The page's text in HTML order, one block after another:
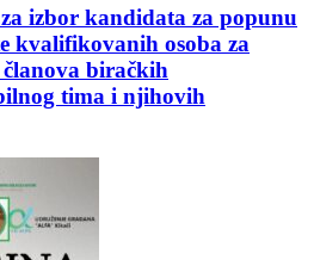
izbor kandidata za popunu
kvalifikovanih osoba za
biračkih
tima i njihovih